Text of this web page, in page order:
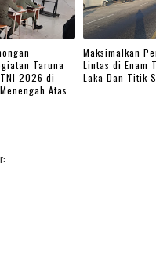
Taruna
2026 di
Atas
Maksimalkan
Lintas di Enam
Laka Dan Titik